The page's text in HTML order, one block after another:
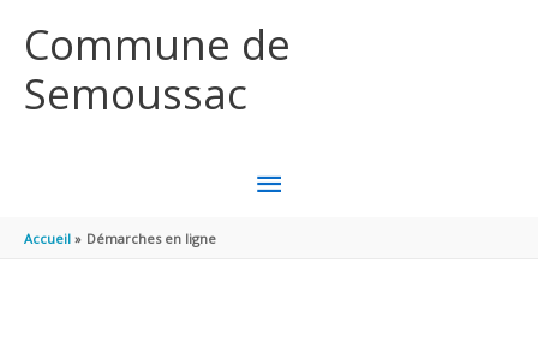
Commune de
Semoussac
MENU
Accueil Démarches en ligne